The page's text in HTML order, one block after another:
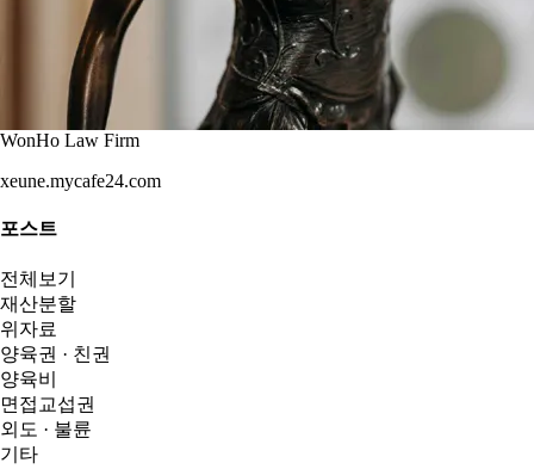
WonHo Law Firm
xeune.mycafe24.com
포스트
전체보기
재산분할
위자료
양육권 · 친권
양육비
면접교섭권
외도 · 불륜
기타